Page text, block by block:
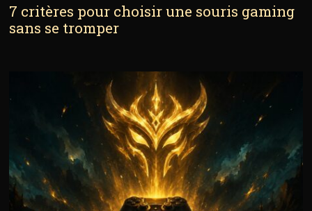
7 critères pour choisir une souris gaming
sans se tromper